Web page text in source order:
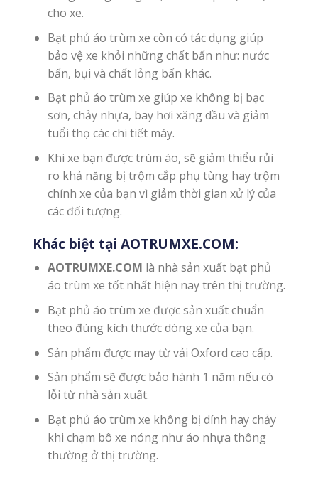
cho xe.
Bạt phủ áo trùm xe còn có tác dụng giúp
bảo vệ xe khỏi những chất bẩn như: nước
bẩn, bụi và chất lỏng bẩn khác.
Bạt phủ áo trùm xe giúp xe không bị bạc
sơn, chảy nhựa, bay hơi xăng dầu và giảm
tuổi thọ các chi tiết máy.
Khi xe bạn được trùm áo, sẽ giảm thiểu rủi
ro khả năng bị trộm cắp phụ tùng hay trộm
chính xe của bạn vì giảm thời gian xử lý của
các đối tượng.
Khác biệt tại AOTRUMXE.COM:
AOTRUMXE.COM là nhà sản xuất bạt phủ
áo trùm xe tốt nhất hiện nay trên thị trường.
Bạt phủ áo trùm xe được sản xuất chuẩn
theo đúng kích thước dòng xe của bạn.
Sản phẩm được may từ vải Oxford cao cấp.
Sản phẩm sẽ được bảo hành 1 năm nếu có
lỗi từ nhà sản xuất.
Bạt phủ áo trùm xe không bị dính hay chảy
khi chạm bô xe nóng như áo nhựa thông
thường ở thị trường.